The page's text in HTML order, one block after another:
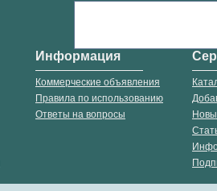
Информация
Коммерческие объявления
Правила по использованию
Ответы на вопросы